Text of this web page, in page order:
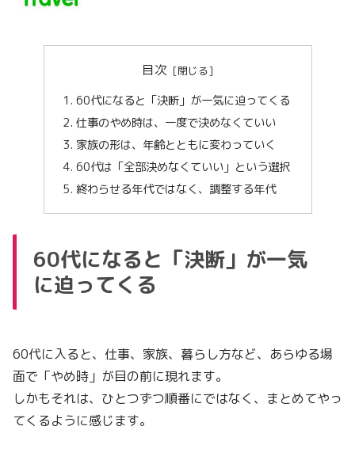
目次
60代になると「決断」が一気に迫ってくる
仕事のやめ時は、一度で決めなくていい
家族の形は、年齢とともに変わっていく
60代は「全部決めなくていい」という選択
終わらせる年代ではなく、調整する年代
60代になると「決断」が一気
に迫ってくる
60代に入ると、仕事、家族、暮らし方など、あらゆる場
面で「やめ時」が目の前に現れます。
しかもそれは、ひとつずつ順番にではなく、まとめてやっ
てくるように感じます。